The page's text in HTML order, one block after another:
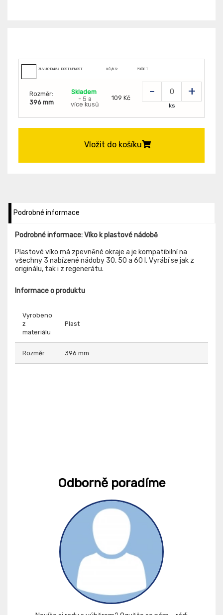
ZUVUC104542DOSTUPNOST KČ/KS: POČET
Rozměr:
396 mm
Skladem
- 5 a
více kusů
109 Kč - +
ks
Vložit do košíku
Podrobné informace
Podrobné informace: Víko k plastové nádobě
Plastové víko má zpevněné okraje a je kompatibilní na
všechny 3 nabízené nádoby 30, 50 a 60 l. Vyrábí se jak z
originálu, tak i z regenerátu.
Informace o produktu
Vyrobeno
z
materiálu
Plast
Rozměr 396 mm
Odborně poradíme